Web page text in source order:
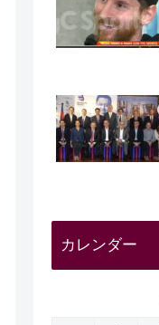
カレンダー